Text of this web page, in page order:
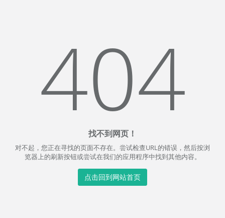
404
找不到网页！
对不起，您正在寻找的页面不存在。尝试检查URL的错误，然后按浏
览器上的刷新按钮或尝试在我们的应用程序中找到其他内容。
点击回到网站首页